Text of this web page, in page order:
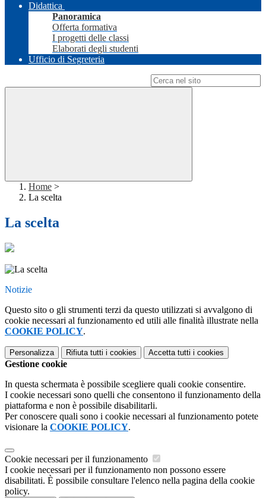
Didattica
Panoramica
Offerta formativa
I progetti delle classi
Elaborati degli studenti
Ufficio di Segreteria
Home >
La scelta
La scelta
Notizie
Questo sito o gli strumenti terzi da questo utilizzati si avvalgono di
cookie necessari al funzionamento ed utili alle finalità illustrate nella
COOKIE POLICY.
Personalizza Rifiuta tutti i cookies Accetta tutti i cookies
Gestione cookie
In questa schermata è possibile scegliere quali cookie consentire.
I cookie necessari sono quelli che consentono il funzionamento della
piattaforma e non è possibile disabilitarli.
Per conoscere quali sono i cookie necessari al funzionamento potete
visionare la COOKIE POLICY.
Cookie necessari per il funzionamento
I cookie necessari per il funzionamento non possono essere
disabilitati. È possibile consultare l'elenco nella pagina della cookie
policy.